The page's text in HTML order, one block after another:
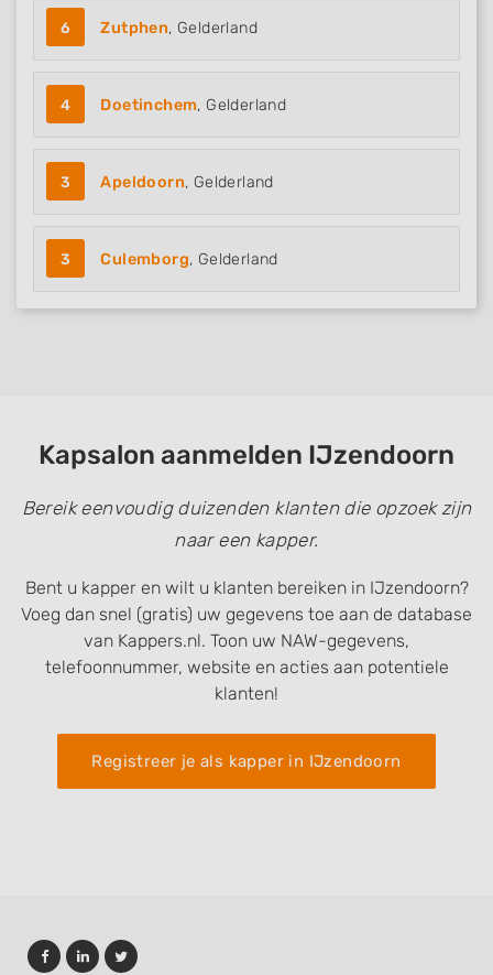
6 Zutphen, Gelderland
4 Doetinchem, Gelderland
3 Apeldoorn, Gelderland
3 Culemborg, Gelderland
Kapsalon aanmelden IJzendoorn
Bereik eenvoudig duizenden klanten die opzoek zijn
naar een kapper.
Bent u kapper en wilt u klanten bereiken in IJzendoorn?
Voeg dan snel (gratis) uw gegevens toe aan de database
van Kappers.nl. Toon uw NAW-gegevens,
telefoonnummer, website en acties aan potentiele
klanten!
Registreer je als kapper in IJzendoorn